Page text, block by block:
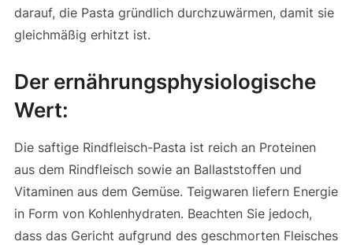
darauf, die Pasta gründlich durchzuwärmen, damit sie
gleichmäßig erhitzt ist.
Der ernährungsphysiologische
Wert:
Die saftige Rindfleisch-Pasta ist reich an Proteinen
aus dem Rindfleisch sowie an Ballaststoffen und
Vitaminen aus dem Gemüse. Teigwaren liefern Energie
in Form von Kohlenhydraten. Beachten Sie jedoch,
dass das Gericht aufgrund des geschmorten Fleisches